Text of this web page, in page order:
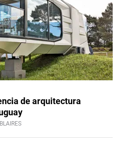
de arquitectura